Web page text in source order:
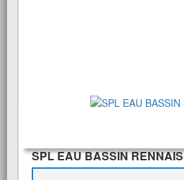
SPL EAU BASSIN RENNAIS